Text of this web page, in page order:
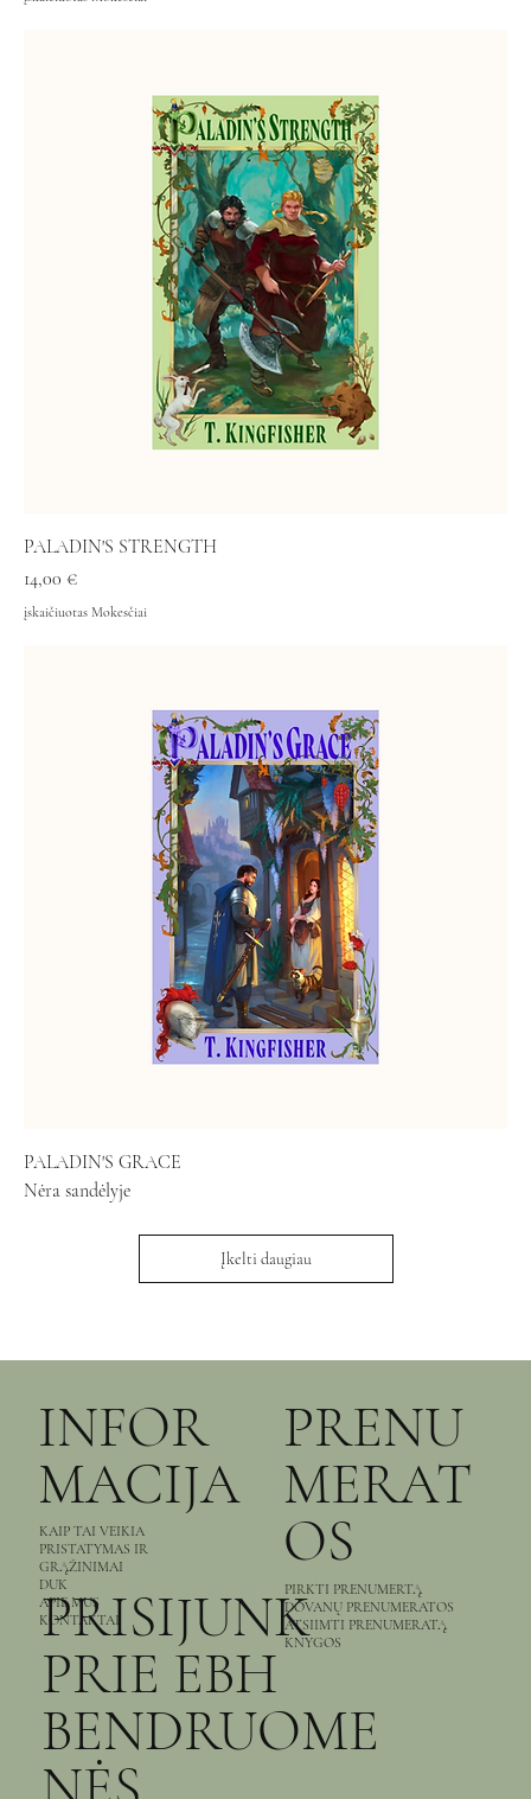
PALADIN'S STRENGTH
Kaina
14,00 €
įskaičiuotas Mokesčiai
PALADIN'S GRACE
Nėra sandėlyje
Įkelti daugiau
INFOR
MACIJA
KAIP TAI VEIKIA
PRISTATYMAS IR
GRĄŽINIMAI
DUK
APIE MUS
KONTAKTAI
PRENU
MERAT
OS
PIRKTI PRENUMERTĄ
DOVANŲ PRENUMERATOS
ATSIIMTI PRENUMERATĄ
KNYGOS
PRISIJUNK
PRIE EBH
BENDRUOME